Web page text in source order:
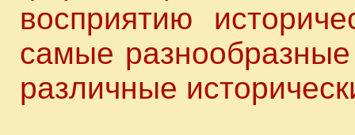
восприятию
самые разнообразные
различные